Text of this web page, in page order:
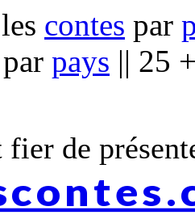
contes par
par pays || 25
fier de